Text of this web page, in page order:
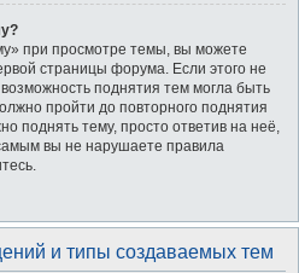
при просмотре темы, вы можете
страницы форума. Если этого не
поднятия тем могла быть
пройти до повторного поднятия
поднять тему, просто ответив на неё,
вы не нарушаете правила
и типы создаваемых тем